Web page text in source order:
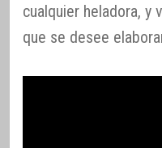
cualquier heladora, y
que se desee